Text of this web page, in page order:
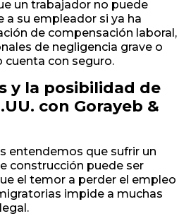
un trabajador no puede
su empleador si ya ha
de compensación laboral,
de negligencia grave o
cuenta con seguro.
y la posibilidad de
con Gorayeb &
entendemos que sufrir un
construcción puede ser
el temor a perder el empleo
impide a muchas